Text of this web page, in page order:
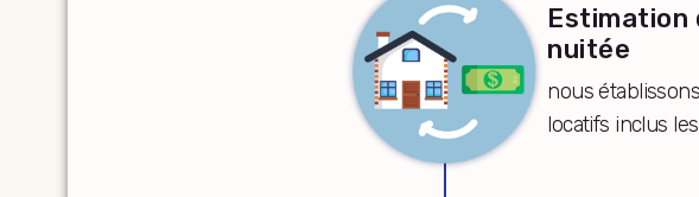
Estimation
nuitée
nous
locatifs inclus